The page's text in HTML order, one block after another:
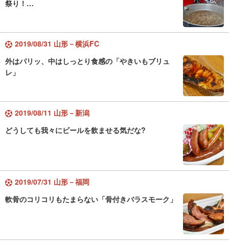
祭り！…
2019/08/31 山形－横浜FC
外はパリッ、中はしっとり食感の「やきいもブリュ
レ」
2019/08/11 山形－新潟
どうしても我々にビールを飲ませる気だな?
2019/07/31 山形－福岡
軟骨のコリコリもたまらない「骨付きバラスモーク」